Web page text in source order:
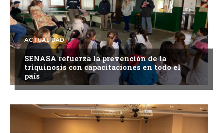
ACTUALIDAD
SENASA refuerza la prevención de la
triquinosis con capacitaciones en todo el
país